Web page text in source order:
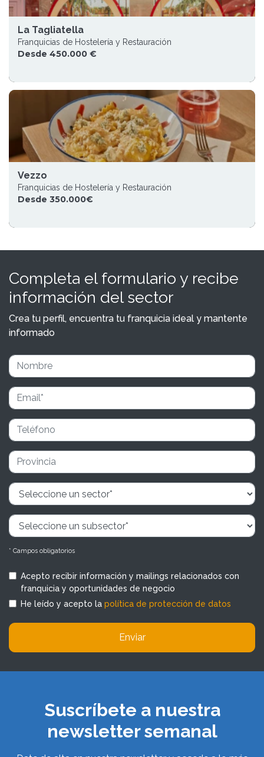
La Tagliatella
Franquicias de Hostelería y Restauración
Desde 450.000 €
Vezzo
Franquicias de Hostelería y Restauración
Desde 350.000€
Completa el formulario y recibe
información del sector
Crea tu perfil, encuentra tu franquicia ideal y mantente
informado
* Campos obligatorios
Acepto recibir información y mailings relacionados con
franquicia y oportunidades de negocio
He leído y acepto la política de protección de datos
Enviar
Suscríbete a nuestra
newsletter semanal